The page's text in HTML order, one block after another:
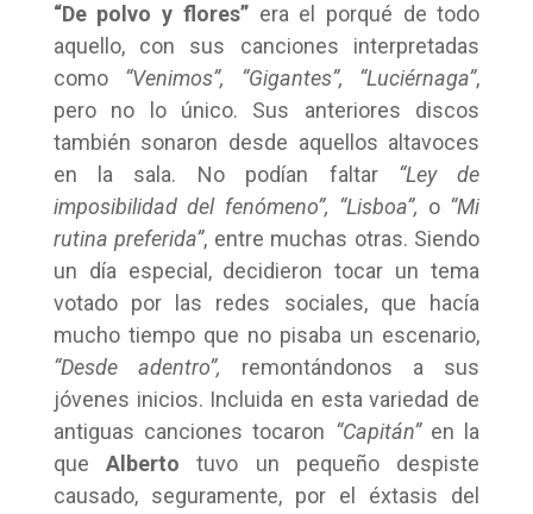
“De polvo y flores”era el porqué de todo
aquello, con sus canciones interpretadas
como “Venimos”, “Gigantes”, “Luciérnaga”,
pero no lo único. Sus anteriores discos
también sonaron desde aquellos altavoces
en la sala. No podían faltar “Ley de
imposibilidad del fenómeno”, “Lisboa”, o “Mi
rutina preferida”, entre muchas otras. Siendo
un día especial, decidieron tocar un tema
votado por las redes sociales, que hacía
mucho tiempo que no pisaba un escenario,
“Desde adentro”, remontándonos a sus
jóvenes inicios. Incluida en esta variedad de
antiguas canciones tocaron “Capitán”en la
queAlbertotuvo un pequeño despiste
causado, seguramente, por el éxtasis del